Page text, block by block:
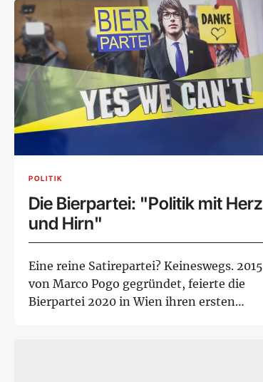
POLITIK
Die Bierpartei: "Politik mit Herz
und Hirn"
Eine reine Satirepartei? Keineswegs. 2015
von Marco Pogo gegründet, feierte die
Bierpartei 2020 in Wien ihren ersten